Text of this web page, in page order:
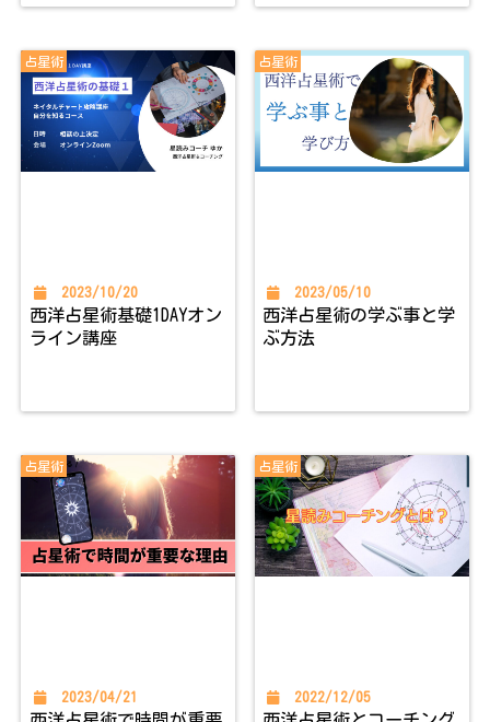
占星術
2023/10/20
西洋占星術基礎1DAYオン
ライン講座
占星術
2023/05/10
西洋占星術の学ぶ事と学
ぶ方法
占星術
2023/04/21
占星術
2022/12/05